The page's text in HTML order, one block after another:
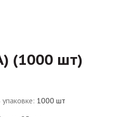
(1000 шт)
упаковке: 1000 шт